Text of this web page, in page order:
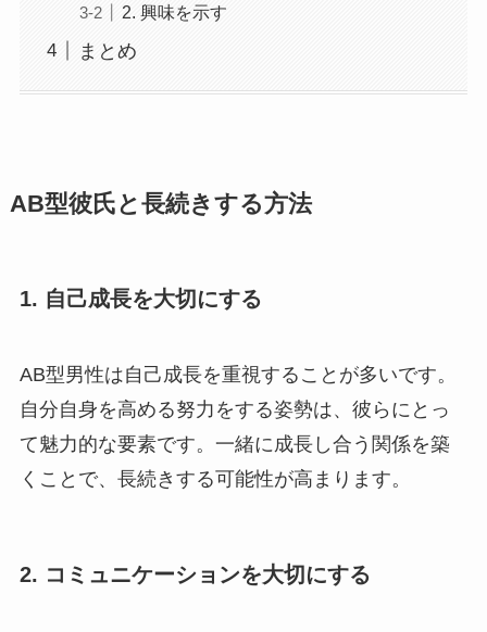
2. 興味を示す
まとめ
AB型彼氏と長続きする方法
1. 自己成長を大切にする
AB型男性は自己成長を重視することが多いです。
自分自身を高める努力をする姿勢は、彼らにとっ
て魅力的な要素です。一緒に成長し合う関係を築
くことで、長続きする可能性が高まります。
2. コミュニケーションを大切にする